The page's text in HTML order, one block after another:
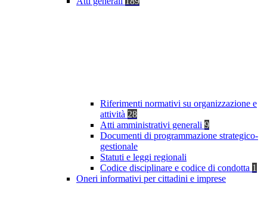
Riferimenti normativi su organizzazione e
attività 28
Atti amministrativi generali 9
Documenti di programmazione strategico-
gestionale
Statuti e leggi regionali
Codice disciplinare e codice di condotta 1
Oneri informativi per cittadini e imprese